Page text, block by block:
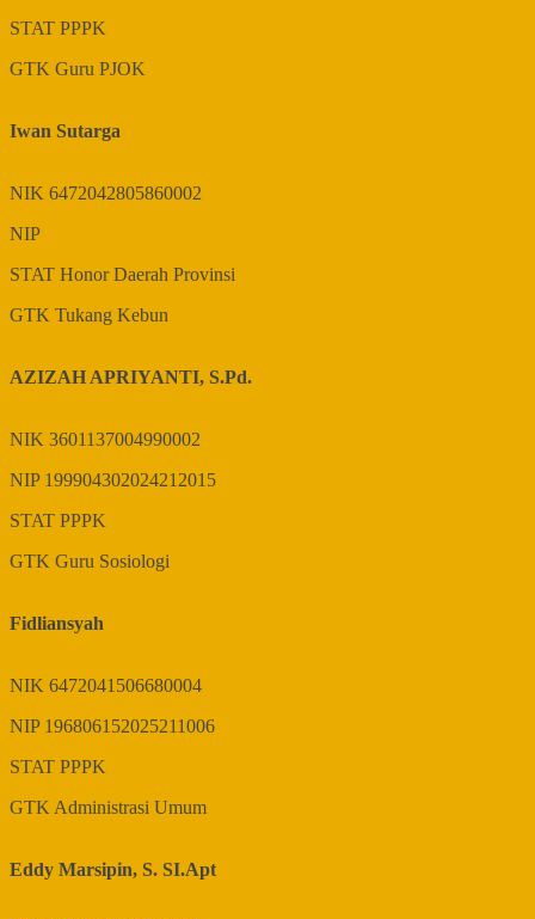
STAT PPPK
GTK Guru PJOK
Iwan Sutarga
NIK 6472042805860002
NIP
STAT Honor Daerah Provinsi
GTK Tukang Kebun
AZIZAH APRIYANTI, S.Pd.
NIK 3601137004990002
NIP 199904302024212015
STAT PPPK
GTK Guru Sosiologi
Fidliansyah
NIK 6472041506680004
NIP 196806152025211006
STAT PPPK
GTK Administrasi Umum
Eddy Marsipin, S. SI.Apt